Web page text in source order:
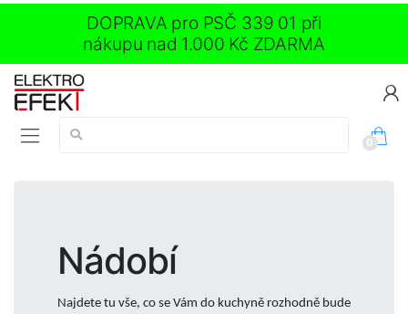
DOPRAVA pro PSČ 339 01 při
nákupu nad 1.000 Kč ZDARMA
Vyhledávání:
0
Nádobí
Najdete tu vše, co se Vám do kuchyně rozhodně bude